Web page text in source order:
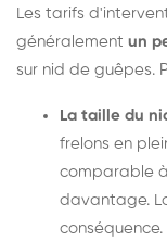
Les tarifs
généralement un
sur nid de guêpes.
La taille du
frelons en
comparable
davantage.
conséquence.